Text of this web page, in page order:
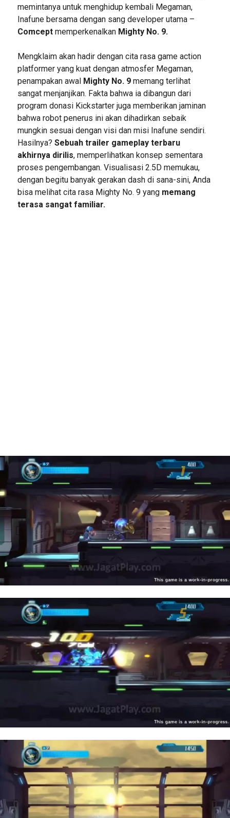
memintanya untuk menghidup kembali Megaman,
Inafune bersama dengan sang developer utama –
Comceptmemperkenalkan Mighty No. 9.
Mengklaim akan hadir dengan cita rasa game action
platformer yang kuat dengan atmosfer Megaman,
penampakan awal Mighty No. 9memang terlihat
sangat menjanjikan. Fakta bahwa ia dibangun dari
program donasi Kickstarter juga memberikan jaminan
bahwa robot penerus ini akan dihadirkan sebaik
mungkin sesuai dengan visi dan misi Inafune sendiri.
Hasilnya? Sebuah trailer gameplay terbaru
akhirnya dirilis, memperlihatkan konsep sementara
proses pengembangan. Visualisasi 2.5D memukau,
dengan begitu banyak gerakan dash di sana-sini, Anda
bisa melihat cita rasa Mighty No. 9 yangmemang
terasa sangat familiar.